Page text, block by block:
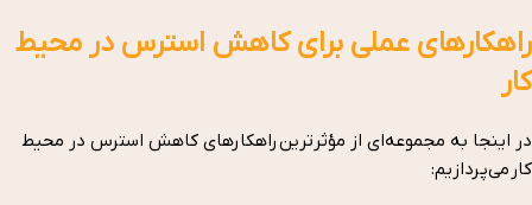
راهکارهای عملی برای کاهش استرس در محیط
کار
در اینجا به مجموعه‌ای از مؤثرترین راهکارهای کاهش استرس در محیط
کار می‌پردازیم: